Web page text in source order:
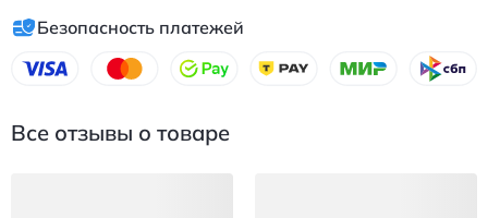
Безопасность платежей
Все отзывы о товаре